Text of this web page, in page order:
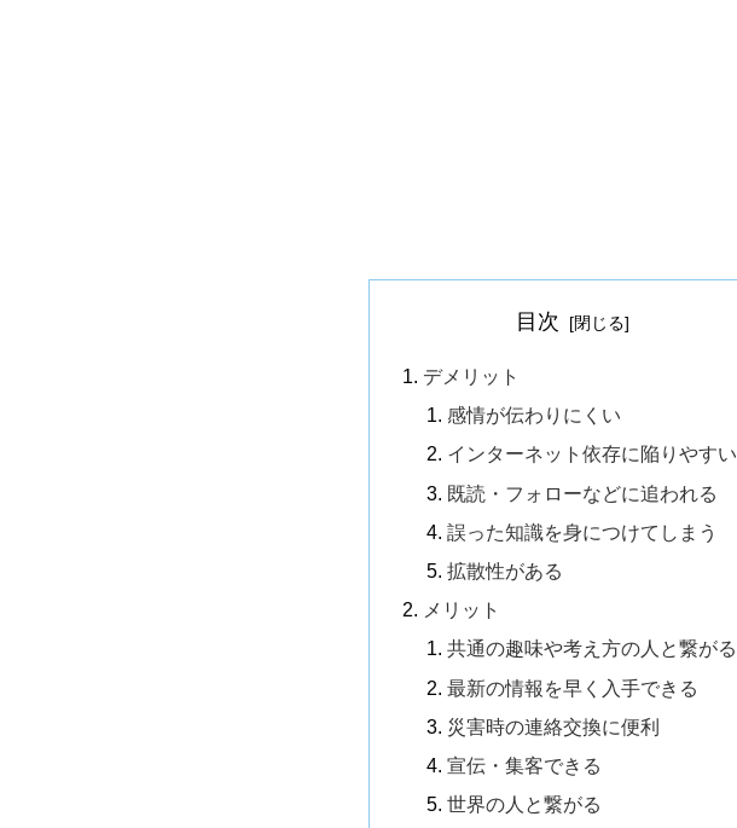
目次
デメリット
感情が伝わりにくい
インターネット依存に陥りやすい
既読・フォローなどに追われる
誤った知識を身につけてしまう
拡散性がある
メリット
共通の趣味や考え方の人と繋がる
最新の情報を早く入手できる
災害時の連絡交換に便利
宣伝・集客できる
世界の人と繋がる